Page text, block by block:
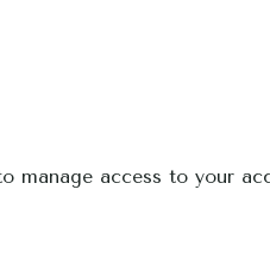
access to your